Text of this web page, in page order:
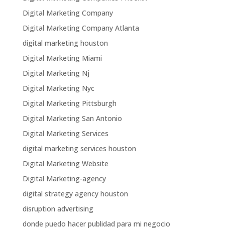
Digital Marketing Company
Digital Marketing Company Atlanta
digital marketing houston
Digital Marketing Miami
Digital Marketing Nj
Digital Marketing Nyc
Digital Marketing Pittsburgh
Digital Marketing San Antonio
Digital Marketing Services
digital marketing services houston
Digital Marketing Website
Digital Marketing-agency
digital strategy agency houston
disruption advertising
donde puedo hacer publidad para mi negocio